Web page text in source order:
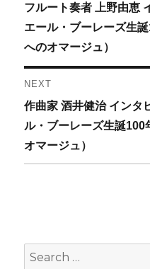
稿
ナ
ビ
ゲ
ー
シ
Previous
post:
フルート奏者 上野由恵
エール・ブーレーズ生
へのオマージュ）
NEXT
Next
post:
作曲家 酒井健治 インタ
ル・ブーレーズ生誕100
オマージュ）
Search